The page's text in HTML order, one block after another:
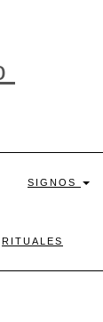
SIGNOS
RITUALES